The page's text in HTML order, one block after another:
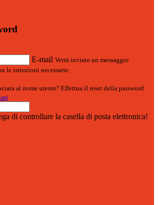
E-mail Verrà inviato un messaggio
le istruzioni necessarie.
al nome utente? Effettua il reset della password
di controllare la casella di posta elettronica!